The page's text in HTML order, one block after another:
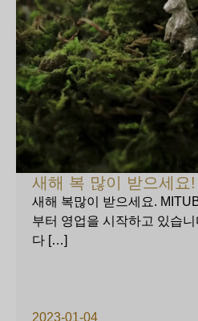
새해 복 많이 받으세요!
2023-01-04
새해 복많이 받으세요.
부터 영업을 시작하고 있습
다 […]